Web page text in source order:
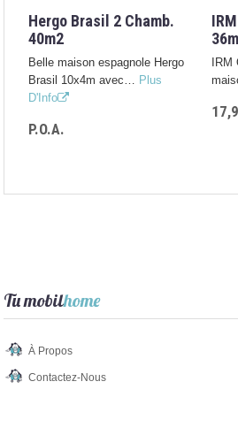
Hergo Brasil 2 Chamb.
40m2
Belle maison espagnole Hergo
Brasil 10x4m avec… Plus
D'Info
P.O.A.
IRM
Tu mobilhome
À Propos
Contactez-Nous